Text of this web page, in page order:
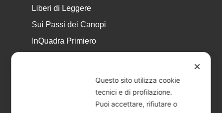
Liberi di Leggere
Sui Passi dei Canopi
InQuadra Primiero
Libretto Eventi – estate 2026
✕
Questo sito utilizza cookie
tecnici e di profilazione.
Puoi accettare, rifiutare o